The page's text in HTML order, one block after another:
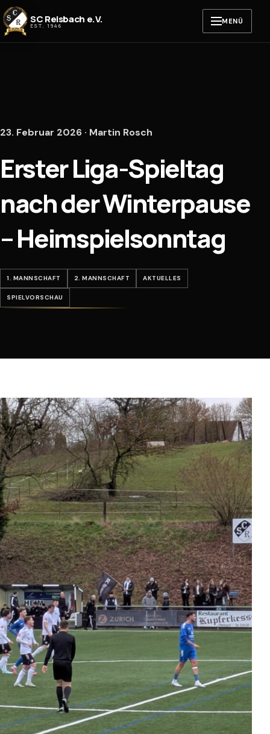
Zum Inhalt springen
SC Reisbach e.V.
EST. 1946 MENÜ
23. Februar 2026 · Martin Rosch
Erster Liga-Spieltag
nach der Winterpause
– Heimspielsonntag
1. MANNSCHAFT 2. MANNSCHAFT AKTUELLES
SPIELVORSCHAU